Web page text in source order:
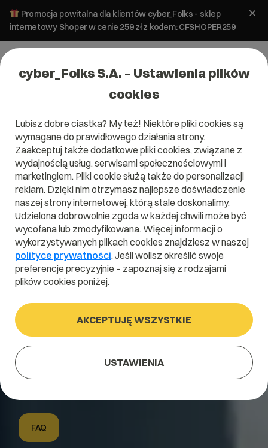
Promocja powitalna dla klientów cyber_Folks - sklep
internetowy Shoper w cenie 259 zł z kodem: CFSHOPER259
WordPress: co to
jest, jak zacząć i w
jakich obszarach
warto się rozwijać?
WordPress to popularny system CMS, dzięki któremu
możesz uruchomić stronę firmową, blog, portfolio albo
sklep WooCommerce. Jeśli dopiero go poznajesz –
dobrze trafiłeś. Ta strona ma być Twoim punktem
startowym: najpierw wyjaśniamy podstawy, a potem
pokazujemy najważniejsze obszary zainteresowania
wokół WordPressa.
FAQ
cyber_Folks S.A. – Ustawienia plików
cookies
Lubisz dobre ciastka? My też! Niektóre pliki cookies są
wymagane do prawidłowego działania strony.
Zaakceptuj także dodatkowe pliki cookies, związane z
wydajnością usług, serwisami społecznościowymi i
marketingiem. Pliki cookie służą także do personalizacji
reklam. Dzięki nim otrzymasz najlepsze doświadczenie
naszej strony internetowej, którą stale doskonalimy.
Udzielona dobrowolnie zgoda w każdej chwili może być
wycofana lub zmodyfikowana. Więcej informacji o
wykorzystywanych plikach cookies znajdziesz w naszej
polityce prywatności. Jeśli wolisz określić swoje
preferencje precyzyjnie – zapoznaj się z rodzajami
plików cookies poniżej.
AKCEPTUJĘ WSZYSTKIE
USTAWIENIA